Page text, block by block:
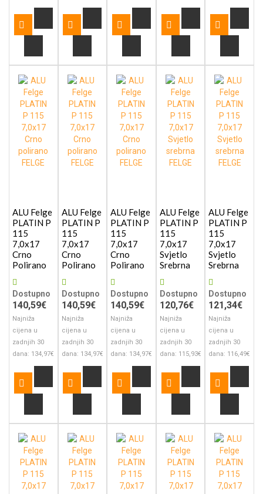
ALU Felge
PLATIN P
115
7,0x17
Crno
Polirano
Dostupno
140,59€
Najniža
cijena u
zadnjih 30
dana: 134,97€
ALU Felge
PLATIN P
115
7,0x17
Crno
Polirano
Dostupno
140,59€
Najniža
cijena u
zadnjih 30
dana: 134,97€
ALU Felge
PLATIN P
115
7,0x17
Crno
Polirano
Dostupno
140,59€
Najniža
cijena u
zadnjih 30
dana: 134,97€
ALU Felge
PLATIN P
115
7,0x17
Svjetlo
Srebrna
Dostupno
120,76€
Najniža
cijena u
zadnjih 30
dana: 115,93€
ALU Felge
PLATIN P
115
7,0x17
Svjetlo
Srebrna
Dostupno
121,34€
Najniža
cijena u
zadnjih 30
dana: 116,49€